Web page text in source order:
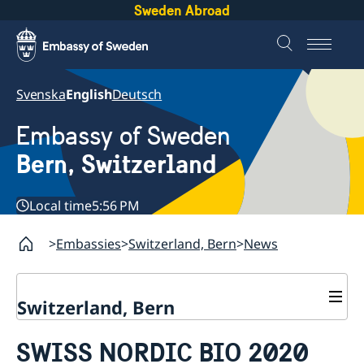
Sweden Abroad
SvenskaEnglishDeutsch
Embassy of Sweden
Bern, Switzerland
Local time5:56 PM
Embassies Switzerland, Bern News
Switzerland, Bern
About us
SWISS NORDIC BIO 2020